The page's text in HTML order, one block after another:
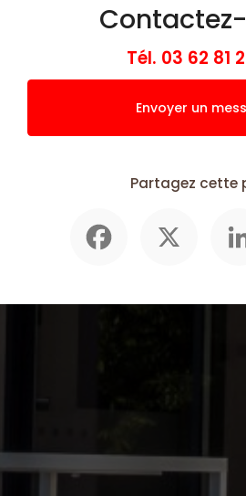
Tél. 03 62 81
Envoyer un
Partagez cette